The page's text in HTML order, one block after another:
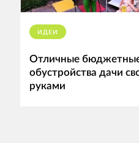
ИДЕИ
Отличные
обустройства дачи
руками